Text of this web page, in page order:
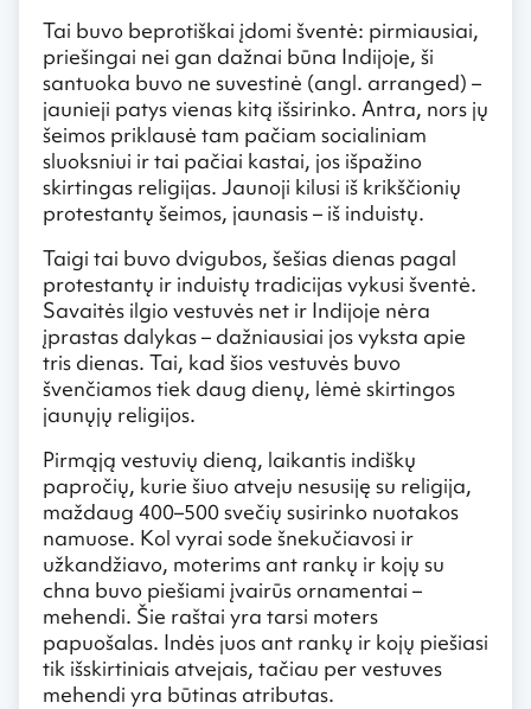
Tai buvo beprotiškai įdomi šventė: pirmiausiai,
priešingai nei gan dažnai būna Indijoje, ši
santuoka buvo ne suvestinė (angl. arranged) –
jaunieji patys vienas kitą išsirinko. Antra, nors jų
šeimos priklausė tam pačiam socialiniam
sluoksniui ir tai pačiai kastai, jos išpažino
skirtingas religijas. Jaunoji kilusi iš krikščionių
protestantų šeimos, jaunasis – iš induistų.
Taigi tai buvo dvigubos, šešias dienas pagal
protestantų ir induistų tradicijas vykusi šventė.
Savaitės ilgio vestuvės net ir Indijoje nėra
įprastas dalykas – dažniausiai jos vyksta apie
tris dienas. Tai, kad šios vestuvės buvo
švenčiamos tiek daug dienų, lėmė skirtingos
jaunųjų religijos.
Pirmąją vestuvių dieną, laikantis indiškų
papročių, kurie šiuo atveju nesusiję su religija,
maždaug 400–500 svečių susirinko nuotakos
namuose. Kol vyrai sode šnekučiavosi ir
užkandžiavo, moterims ant rankų ir kojų su
chna buvo piešiami įvairūs ornamentai –
mehendi. Šie raštai yra tarsi moters
papuošalas. Indės juos ant rankų ir kojų piešiasi
tik išskirtiniais atvejais, tačiau per vestuves
mehendi yra būtinas atributas.